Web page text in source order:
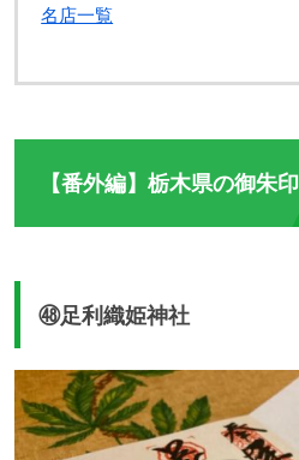
名店一覧
【番外編】栃木県の御朱印
㊽足利織姫神社